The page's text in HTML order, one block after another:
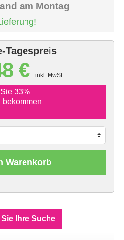
am Montag
Tagespreis
€ inkl. MwSt.
33%
bekommen
Warenkorb
Sie Ihre Suche